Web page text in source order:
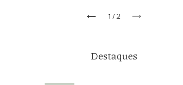
1 /2
Destaques